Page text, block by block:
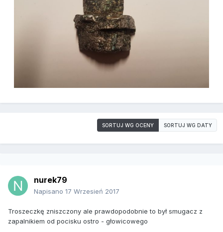
SORTUJ WG OCENY SORTUJ WG DATY
nurek79
Napisano 17 Wrzesień 2017
Troszeczkę zniszczony ale prawdopodobnie to był smugacz z
zapalnikiem od pocisku ostro - głowicowego